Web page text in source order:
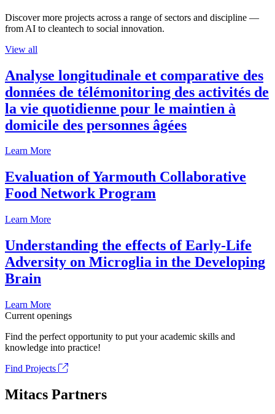
Discover more projects across a range of sectors and discipline —
from AI to cleantech to social innovation.
View all
Analyse longitudinale et comparative des
données de télémonitoring des activités de
la vie quotidienne pour le maintien à
domicile des personnes âgées
Learn More
Evaluation of Yarmouth Collaborative
Food Network Program
Learn More
Understanding the effects of Early-Life
Adversity on Microglia in the Developing
Brain
Learn More
Current openings
Find the perfect opportunity to put your academic skills and
knowledge into practice!
Find Projects
Mitacs Partners